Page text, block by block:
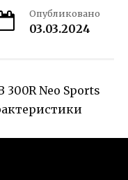
Опубликовано
03.03.2024